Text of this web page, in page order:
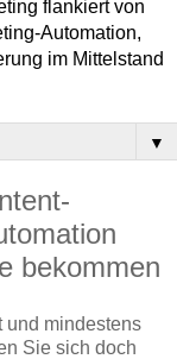
flankiert von
Automation,
im Mittelstand
▼
bekommen
und mindestens
Sie sich doch